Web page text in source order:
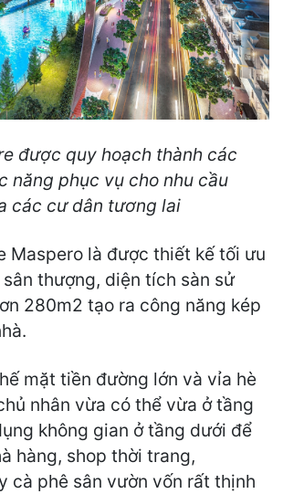
được quy hoạch thành các
năng phục vụ cho nhu cầu
các cư dân tương lai
Maspero là được thiết kế tối ưu
thượng, diện tích sàn sử
280m2 tạo ra công năng kép
mặt tiền đường lớn và vỉa hè
nhân vừa có thể vừa ở tầng
không gian ở tầng dưới để
hàng, shop thời trang,
cà phê sân vườn vốn rất thịnh